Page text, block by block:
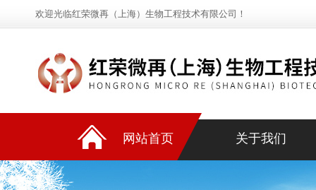
欢迎光临红荣微再（上海）生物工程技术有限公司！
网站首页 关于我们